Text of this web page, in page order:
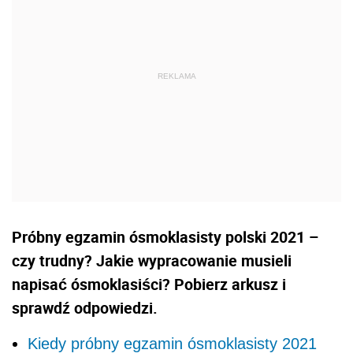
Próbny egzamin ósmoklasisty polski 2021 –
czy trudny? Jakie wypracowanie musieli
napisać ósmoklasiści? Pobierz arkusz i
sprawdź odpowiedzi.
Kiedy próbny egzamin ósmoklasisty 2021